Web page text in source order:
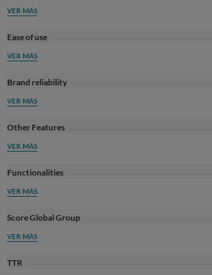
VER MÁS
Ease of use
VER MÁS
Brand reliability
VER MÁS
Other Features
VER MÁS
Functionalities
VER MÁS
Score Global Group
VER MÁS
TTR